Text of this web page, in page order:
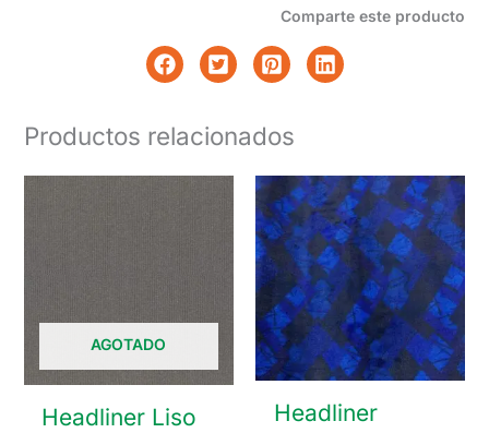
Comparte este producto
Productos relacionados
AGOTADO
Headliner Liso
Headliner